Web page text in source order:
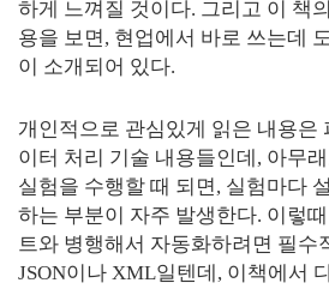
하게 느껴질 것이다. 그리고 이 책
용을 보면, 현업에서 바로 쓰는데
이 소개되어 있다.
개인적으로 관심있게 읽은 내용은
이터 처리 기술 내용들인데, 아무
실험을 수행할 때 되면, 실험마다
하는 부분이 자주 발생한다. 이렇
트와 병행해서 자동화하려면 필수
JSON이나 XML일텐데, 이책에서